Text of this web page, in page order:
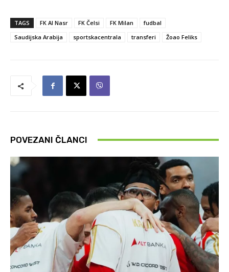
TAGS FK Al Nasr FK Čelsi FK Milan
fudbal
Saudijska Arabija
sportskacentrala transferi Žoao Feliks
POVEZANI ČLANCI